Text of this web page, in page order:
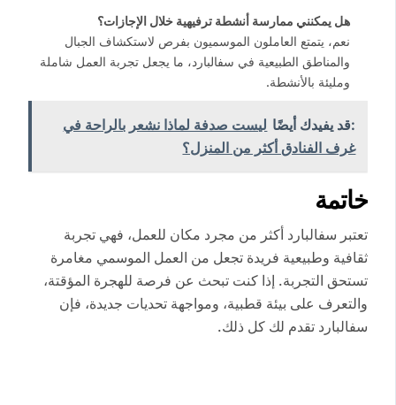
هل يمكنني ممارسة أنشطة ترفيهية خلال الإجازات؟
نعم، يتمتع العاملون الموسميون بفرص لاستكشاف الجبال
والمناطق الطبيعية في سفالبارد، ما يجعل تجربة العمل شاملة
ومليئة بالأنشطة.
:قد يفيدك أيضًا ليست صدفة لماذا نشعر بالراحة في
غرف الفنادق أكثر من المنزل؟
خاتمة
تعتبر سفالبارد أكثر من مجرد مكان للعمل، فهي تجربة
ثقافية وطبيعية فريدة تجعل من العمل الموسمي مغامرة
تستحق التجربة. إذا كنت تبحث عن فرصة للهجرة المؤقتة،
والتعرف على بيئة قطبية، ومواجهة تحديات جديدة، فإن
سفالبارد تقدم لك كل ذلك.